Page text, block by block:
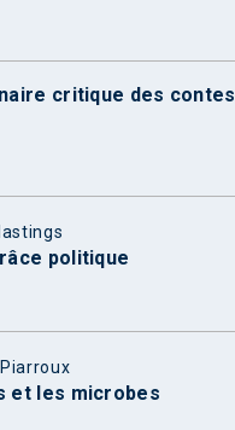
critique des contes
politique
et les microbes